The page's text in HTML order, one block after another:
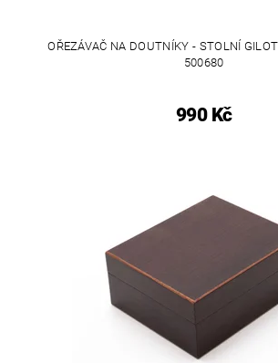
OŘEZÁVAČ NA DOUTNÍKY - STOLNÍ
500680
990 Kč